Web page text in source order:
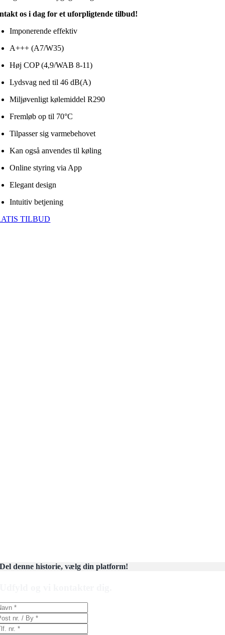
os i dag for et uforpligtende tilbud!
Imponerende effektiv
A+++ (A7/W35)
Høj COP (4,9/WAB 8-11)
Lydsvag ned til 46 dB(A)
Miljøvenligt kølemiddel R290
Fremløb op til 70°C
Tilpasser sig varmebehovet
Kan også anvendes til køling
Online styring via App
Elegant design
Intuitiv betjening
TILBUD
Del denne historie, vælg din platform!